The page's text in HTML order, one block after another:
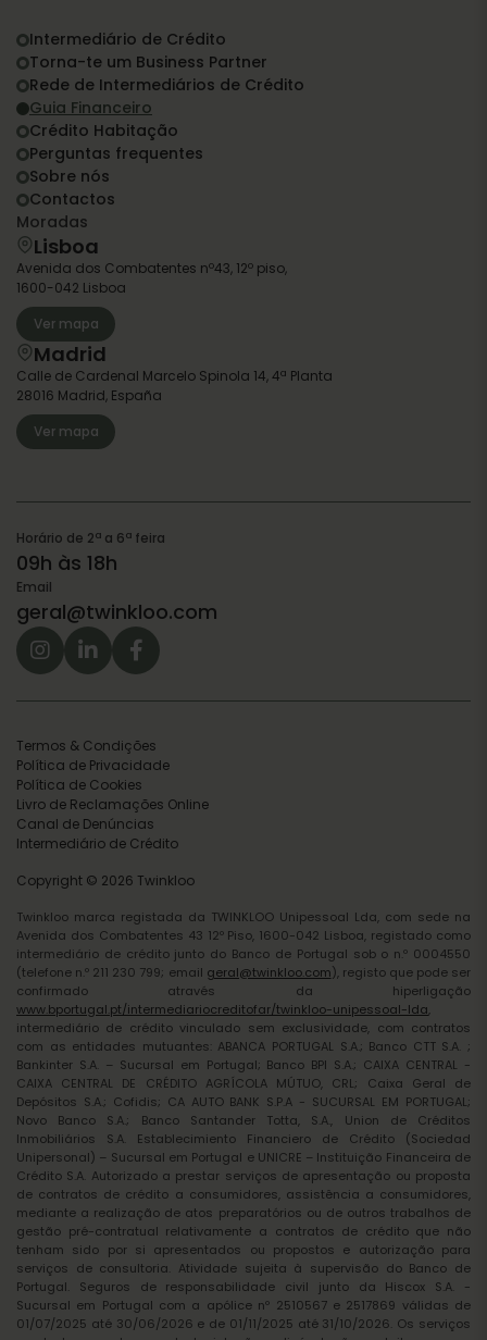
Intermediário de Crédito
Torna-te um Business Partner
Rede de Intermediários de Crédito
Guia Financeiro
Crédito Habitação
Perguntas frequentes
Sobre nós
Contactos
Moradas
Lisboa
Avenida dos Combatentes nº43, 12º piso,
1600-042 Lisboa
Ver mapa
Madrid
Calle de Cardenal Marcelo Spinola 14, 4ª Planta
28016 Madrid, España
Ver mapa
Horário de 2ª a 6ª feira
09h às 18h
Email
geral@twinkloo.com
Termos & Condições
Política de Privacidade
Política de Cookies
Livro de Reclamações Online
Canal de Denúncias
Intermediário de Crédito
Copyright © 2026 Twinkloo
Twinkloo marca registada da TWINKLOO Unipessoal Lda, com sede na
Avenida dos Combatentes 43 12º Piso, 1600-042 Lisboa, registado como
intermediário de crédito junto do Banco de Portugal sob o n.º 0004550
(telefone n.º 211 230 799; email geral@twinkloo.com), registo que pode ser
confirmado através da hiperligação
www.bportugal.pt/intermediariocreditofar/twinkloo-unipessoal-lda,
intermediário de crédito vinculado sem exclusividade, com contratos
com as entidades mutuantes: ABANCA PORTUGAL S.A.; Banco CTT S.A. ;
Bankinter S.A. – Sucursal em Portugal; Banco BPI S.A.; CAIXA CENTRAL -
CAIXA CENTRAL DE CRÉDITO AGRÍCOLA MÚTUO, CRL; Caixa Geral de
Depósitos S.A.; Cofidis; CA AUTO BANK S.P.A - SUCURSAL EM PORTUGAL;
Novo Banco S.A.; Banco Santander Totta, S.A., Union de Créditos
Inmobiliários S.A. Establecimiento Financiero de Crédito (Sociedad
Unipersonal) – Sucursal em Portugal e UNICRE – Instituição Financeira de
Crédito S.A. Autorizado a prestar serviços de apresentação ou proposta
de contratos de crédito a consumidores, assistência a consumidores,
mediante a realização de atos preparatórios ou de outros trabalhos de
gestão pré-contratual relativamente a contratos de crédito que não
tenham sido por si apresentados ou propostos e autorização para
serviços de consultoria. Atividade sujeita à supervisão do Banco de
Portugal. Seguros de responsabilidade civil junto da Hiscox S.A. -
Sucursal em Portugal com a apólice nº 2510567 e 2517869 válidas de
01/07/2025 até 30/06/2026 e de 01/11/2025 até 31/10/2026. Os serviços